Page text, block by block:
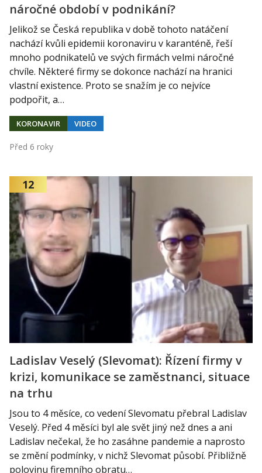
náročné období v podnikání?
Jelikož se Česká republika v době tohoto natáčení
nachází kvůli epidemii koronaviru v karanténě, řeší
mnoho podnikatelů ve svých firmách velmi náročné
chvíle. Některé firmy se dokonce nachází na hranici
vlastní existence. Proto se snažím je co nejvíce
podpořit, a…
KORONAVIR VIDEO
Před 6 roky
12
Ladislav Veselý (Slevomat): Řízení firmy v
krizi, komunikace se zaměstnanci, situace
na trhu
Jsou to 4 měsíce, co vedení Slevomatu přebral Ladislav
Veselý. Před 4 měsíci byl ale svět jiný než dnes a ani
Ladislav nečekal, že ho zasáhne pandemie a naprosto
se změní podmínky, v nichž Slevomat působí. Přibližně
polovinu firemního obratu…